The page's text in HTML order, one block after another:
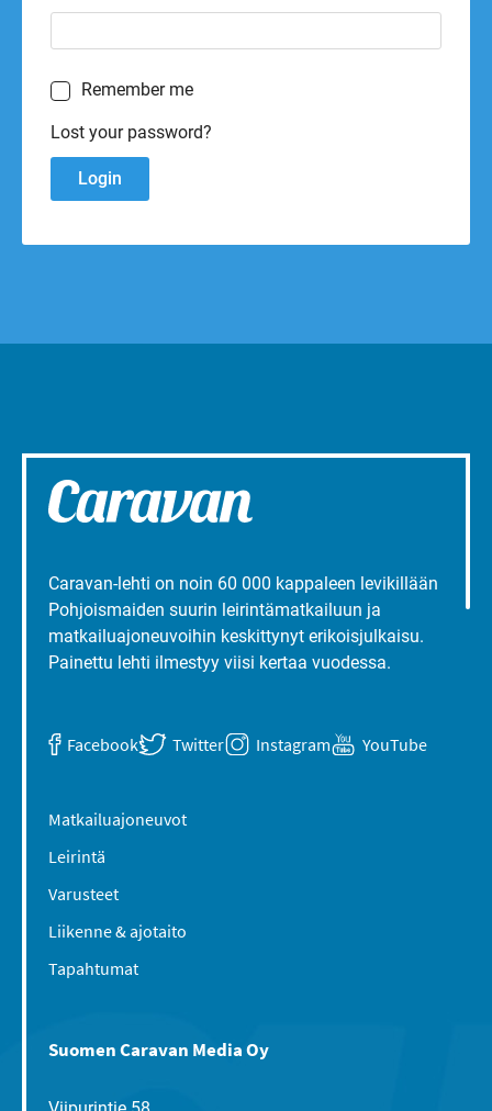
Remember me
Lost your password?
Caravan-lehti on noin 60 000 kappaleen levikillään
Pohjoismaiden suurin leirintämatkailuun ja
matkailuajoneuvoihin keskittynyt erikoisjulkaisu.
Painettu lehti ilmestyy viisi kertaa vuodessa.
Facebook Twitter Instagram YouTube
Matkailuajoneuvot
Leirintä
Varusteet
Liikenne & ajotaito
Tapahtumat
Suomen Caravan Media Oy